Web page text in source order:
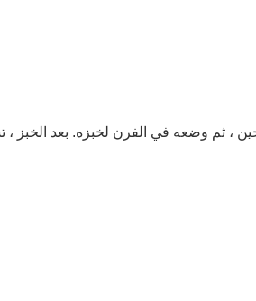
، ثم وضعه في الفرن لخبزه. بعد الخبز ،